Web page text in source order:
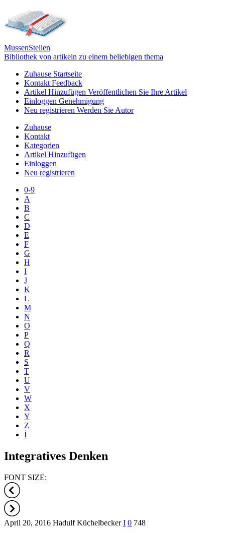
MussenStellen
Bibliothek von artikeln zu einem beliebigen thema
Zuhause Startseite
Kontakt Feedback
Artikel Hinzufügen Veröffentlichen Sie Ihre Artikel
Einloggen Genehmigung
Neu registrieren Werden Sie Autor
Zuhause
Kontakt
Kategorien
Artikel Hinzufügen
Einloggen
Neu registrieren
0-9
A
B
C
D
E
F
G
H
I
J
K
L
M
N
O
P
Q
R
S
T
U
V
W
X
Y
Z
İ
Integratives Denken
FONT SIZE:
April 20, 2016 Hadulf Küchelbecker I 0 748